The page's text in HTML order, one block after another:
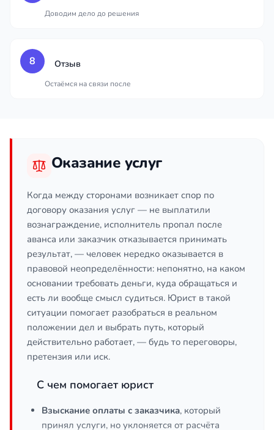
Доводим дело до решения
8 Отзыв
Остаёмся на связи после
Оказание услуг
Когда между сторонами возникает спор по
договору оказания услуг — не выплатили
вознаграждение, исполнитель пропал после
аванса или заказчик отказывается принимать
результат, — человек нередко оказывается в
правовой неопределённости: непонятно, на каком
основании требовать деньги, куда обращаться и
есть ли вообще смысл судиться. Юрист в такой
ситуации помогает разобраться в реальном
положении дел и выбрать путь, который
действительно работает, — будь то переговоры,
претензия или иск.
С чем помогает юрист
Взыскание оплаты с заказчика, который
принял услуги, но уклоняется от расчёта